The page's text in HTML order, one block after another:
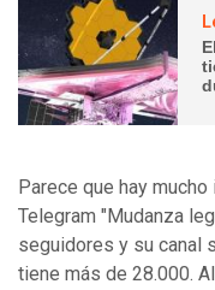
Parece que hay
Telegram "Mudanza
seguidores y su canal
tiene más de 28.000.